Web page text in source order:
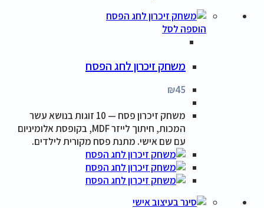
הוספה לסל
משחק זיכרון לחג הפסח
₪45
משחק זיכרון פסח — 10 זוגות בנושא עשר
המכות, חיתוך לייזר MDF, בקופסת אלומיניום
עם שם אישי. מתנת פסח מקורית לילדים.